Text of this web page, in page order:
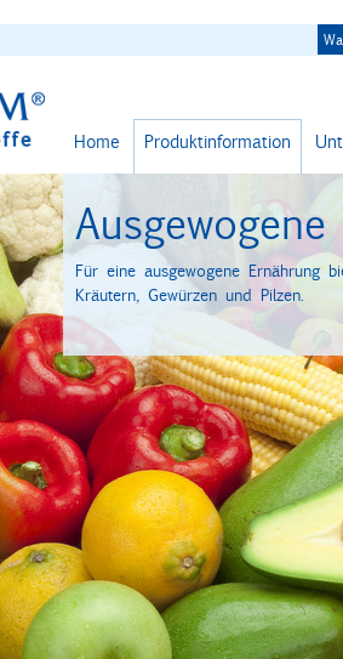
Home Produktinformation
Für eine ausgewogene Ernährung
Kräutern, Gewürzen und Pilzen.